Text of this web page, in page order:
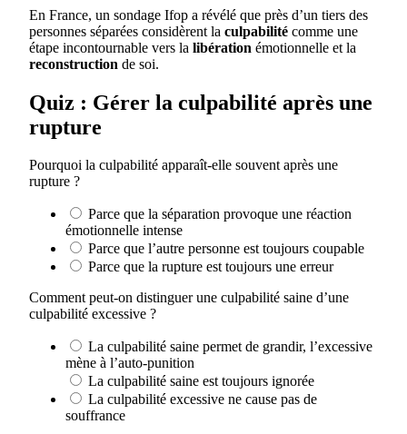
En France, un sondage Ifop a révélé que près d’un tiers des
personnes séparées considèrent la culpabilité comme une
étape incontournable vers la libération émotionnelle et la
reconstruction de soi.
Quiz : Gérer la culpabilité après une
rupture
Pourquoi la culpabilité apparaît-elle souvent après une
rupture ?
Parce que la séparation provoque une réaction
émotionnelle intense
Parce que l’autre personne est toujours coupable
Parce que la rupture est toujours une erreur
Comment peut-on distinguer une culpabilité saine d’une
culpabilité excessive ?
La culpabilité saine permet de grandir, l’excessive
mène à l’auto-punition
La culpabilité saine est toujours ignorée
La culpabilité excessive ne cause pas de
souffrance